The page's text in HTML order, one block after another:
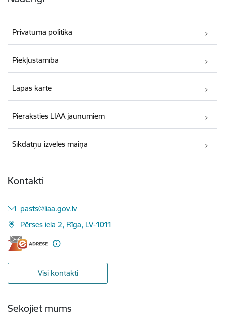
Privātuma politika
Piekļūstamība
Lapas karte
Pieraksties LIAA jaunumiem
Sīkdatņu izvēles maiņa
Kontakti
E-pasts:
pasts@liaa.gov.lv
Pērses iela 2, Rīga, LV-1011
Visi kontakti
Sekojiet mums